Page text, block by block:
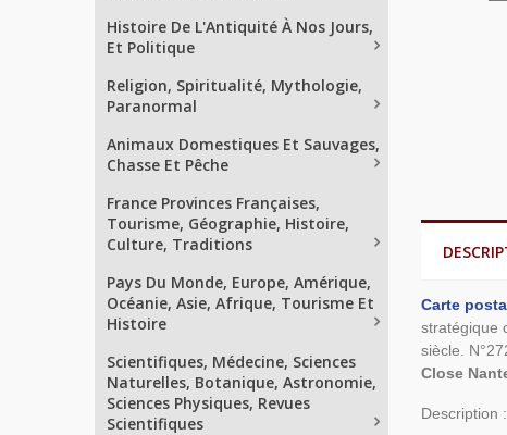
Histoire De L'Antiquité À Nos Jours,
Et Politique
Religion, Spiritualité, Mythologie,
Paranormal
Animaux Domestiques Et Sauvages,
Chasse Et Pêche
France Provinces Françaises,
Tourisme, Géographie, Histoire,
Culture, Traditions
Pays Du Monde, Europe, Amérique,
Océanie, Asie, Afrique, Tourisme Et
Histoire
Scientifiques, Médecine, Sciences
Naturelles, Botanique, Astronomie,
Sciences Physiques, Revues
Scientifiques
Carte
stratégique
siècle.
Close
Description